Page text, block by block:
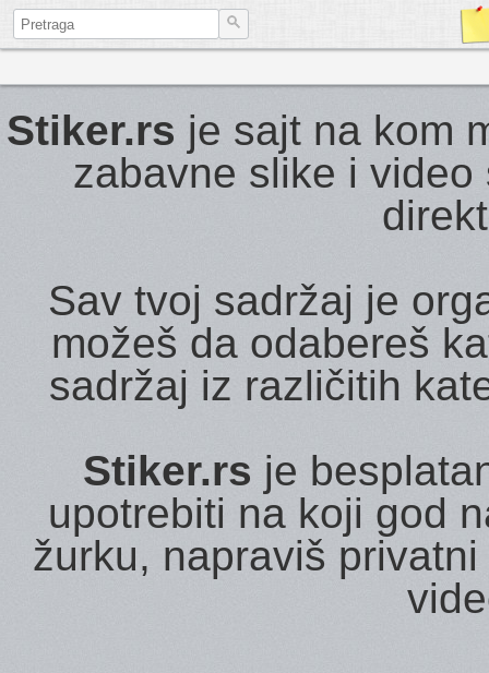
Stiker.rs je sajt na kom
zabavne slike i
Sav tvoj sadržaj je
možeš da odabereš
sadržaj iz različitih
Stiker.rs je
upotrebiti na koji god
žurku, napraviš